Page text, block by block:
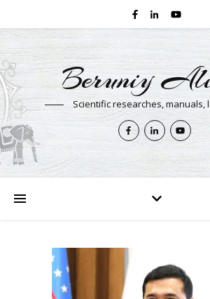
Beruniy
Scientific researches, manuals,